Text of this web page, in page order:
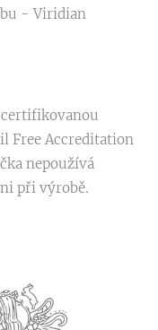
- Viridian
Free Accreditation
nepoužívá
při výrobě.